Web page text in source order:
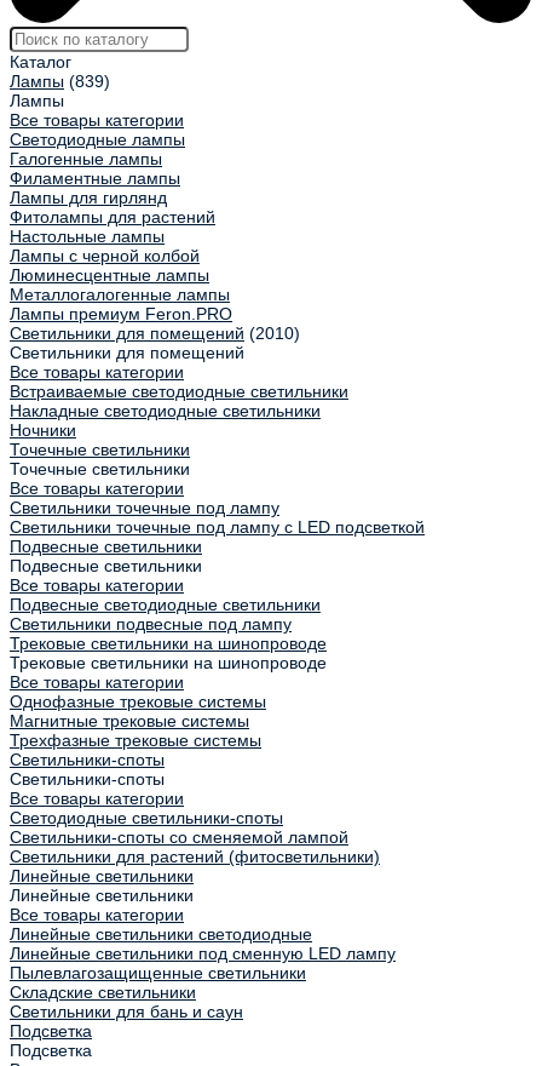
Каталог
Лампы (839)
Лампы
Все товары категории
Светодиодные лампы
Галогенные лампы
Филаментные лампы
Лампы для гирлянд
Фитолампы для растений
Настольные лампы
Лампы с черной колбой
Люминесцентные лампы
Металлогалогенные лампы
Лампы премиум Feron.PRO
Светильники для помещений (2010)
Светильники для помещений
Все товары категории
Встраиваемые светодиодные светильники
Накладные светодиодные светильники
Ночники
Точечные светильники
Точечные светильники
Все товары категории
Светильники точечные под лампу
Светильники точечные под лампу с LED подсветкой
Подвесные светильники
Подвесные светильники
Все товары категории
Подвесные светодиодные светильники
Светильники подвесные под лампу
Трековые светильники на шинопроводе
Трековые светильники на шинопроводе
Все товары категории
Однофазные трековые системы
Магнитные трековые системы
Трехфазные трековые системы
Светильники-споты
Светильники-споты
Все товары категории
Светодиодные светильники-споты
Светильники-споты со сменяемой лампой
Светильники для растений (фитосветильники)
Линейные светильники
Линейные светильники
Все товары категории
Линейные светильники светодиодные
Линейные светильники под сменную LED лампу
Пылевлагозащищенные светильники
Складские светильники
Светильники для бань и саун
Подсветка
Подсветка